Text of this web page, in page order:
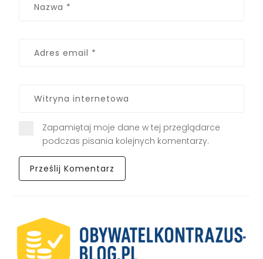
Zapamiętaj moje dane w tej przeglądarce
podczas pisania kolejnych komentarzy.